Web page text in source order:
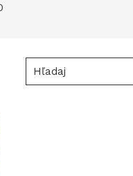
Hľadaj